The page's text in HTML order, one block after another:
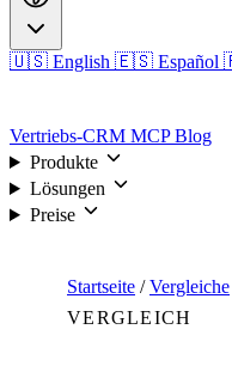
🇺🇸 English 🇪🇸 Español
Vertriebs-CRM MCPBlog
Produkte
Lösungen
Preise
Startseite / Vergleiche
VERGLEICH